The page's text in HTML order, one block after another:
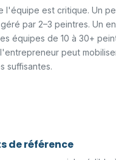
l'équipe est critique. Un
par 2–3 peintres. Un
équipes de 10 à 30+
peut
suffisantes.
de référence